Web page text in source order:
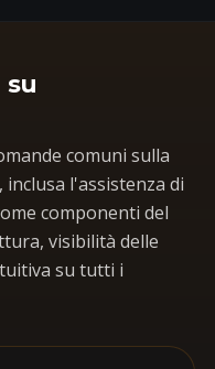
comuni sulla
l'assistenza di
componenti del
visibilità delle
su tutti i